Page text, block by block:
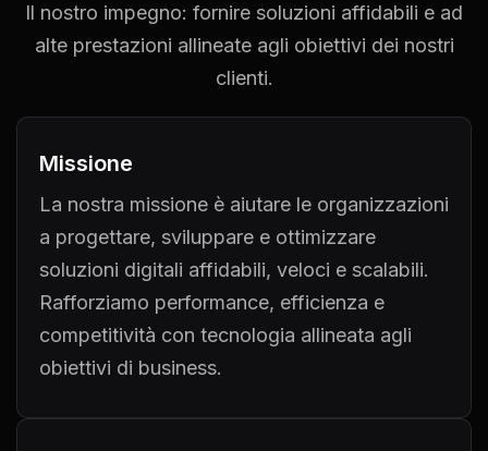
Il nostro impegno: fornire soluzioni affidabili e ad
alte prestazioni allineate agli obiettivi dei nostri
clienti.
Missione
La nostra missione è aiutare le organizzazioni
a progettare, sviluppare e ottimizzare
soluzioni digitali affidabili, veloci e scalabili.
Rafforziamo performance, efficienza e
competitività con tecnologia allineata agli
obiettivi di business.